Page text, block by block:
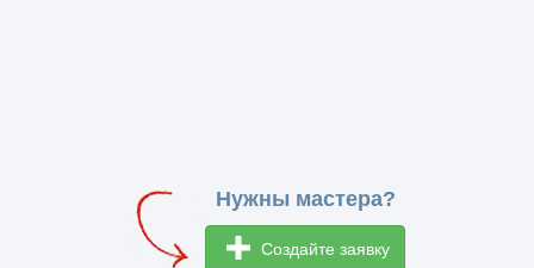
Нужны мастера?
Создайте заявку